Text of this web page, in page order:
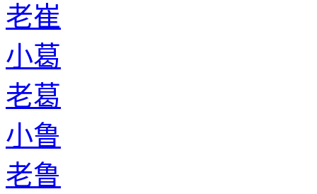
老崔
小葛
老葛
小鲁
老鲁